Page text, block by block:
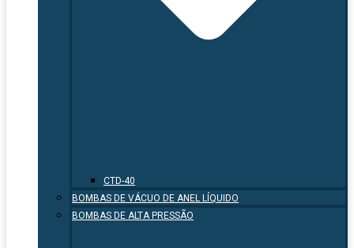
CTD-40
BOMBAS DE VÁCUO DE ANEL LÍQUIDO
BOMBAS DE ALTA PRESSÃO